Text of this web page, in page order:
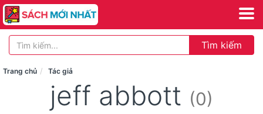
Tìm kiếm
Trang chủ Tác giả
jeff abbott (0)